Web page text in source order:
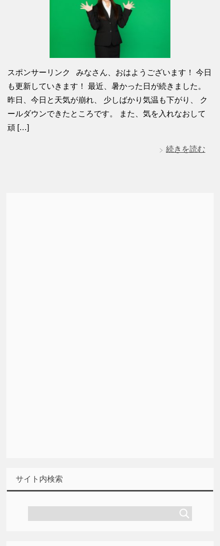
スポンサーリンク みなさん、おはようございます！ 今日
も更新していきます！ 最近、暑かった日が続きました。
昨日、今日と天気が崩れ、 少しばかり気温も下がり、 ク
ールダウンできたところです。 また、気を入れなおして
頑 […]
続きを読む
サイト内検索